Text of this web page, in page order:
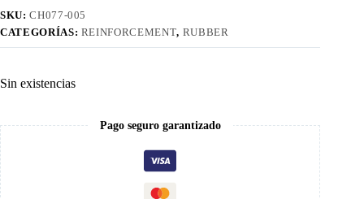
SKU:CH077-005
CATEGORÍAS: REINFORCEMENT, RUBBER
Sin existencias
Pago seguro garantizado